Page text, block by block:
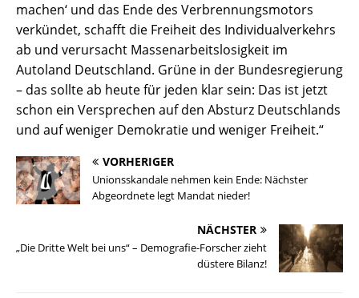
machen‘ und das Ende des Verbrennungsmotors
verkündet, schafft die Freiheit des Individualverkehrs
ab und verursacht Massenarbeitslosigkeit im
Autoland Deutschland. Grüne in der Bundesregierung
– das sollte ab heute für jeden klar sein: Das ist jetzt
schon ein Versprechen auf den Absturz Deutschlands
und auf weniger Demokratie und weniger Freiheit.“
VORHERIGER
Unionsskandale nehmen kein Ende: Nächster
Abgeordnete legt Mandat nieder!
NÄCHSTER
„Die Dritte Welt bei uns“ – Demografie-Forscher zieht
düstere Bilanz!
Datenschutzeinstellungen
Wir nutzen Cookies auf unserer Website. Einige von ihnen sind
essenziell, während andere uns helfen, diese Website und Ihre
Erfahrung zu verbessern.
Wenn Sie unter 16 Jahre alt sind und Ihre Zustimmung zu freiwilligen
Diensten geben möchten, müssen Sie Ihre Erziehungsberechtigten
um Erlaubnis bitten.
Wir verwenden Cookies und andere Technologien auf unserer